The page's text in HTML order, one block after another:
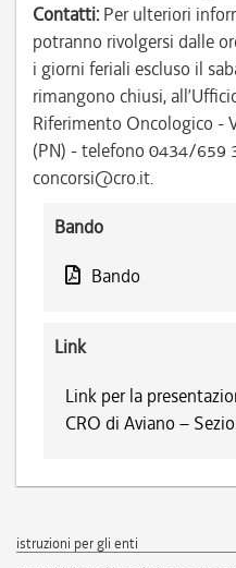
Contatti: Per ulteriori
potranno rivolgersi dalle
i giorni feriali escluso il
rimangono chiusi,
Riferimento Oncologico -
(PN) - telefono 0434/659
concorsi@cro.it.
Bando
Bando
Link
Link per la
CRO di Aviano –
istruzioni per gli enti